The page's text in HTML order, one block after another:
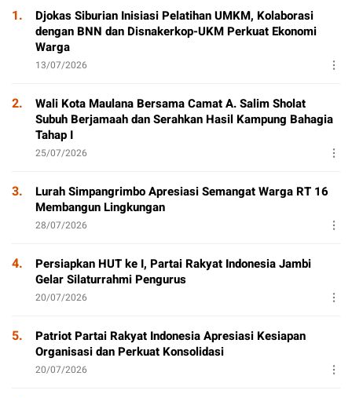
1.
Djokas Siburian Inisiasi Pelatihan UMKM, Kolaborasi
dengan BNN dan Disnakerkop-UKM Perkuat Ekonomi
Warga
13/07/2026
2.
Wali Kota Maulana Bersama Camat A. Salim Sholat
Subuh Berjamaah dan Serahkan Hasil Kampung Bahagia
Tahap I
25/07/2026
3.
Lurah Simpangrimbo Apresiasi Semangat Warga RT 16
Membangun Lingkungan
28/07/2026
4.
Persiapkan HUT ke I, Partai Rakyat Indonesia Jambi
Gelar Silaturrahmi Pengurus
20/07/2026
5.
Patriot Partai Rakyat Indonesia Apresiasi Kesiapan
Organisasi dan Perkuat Konsolidasi
20/07/2026